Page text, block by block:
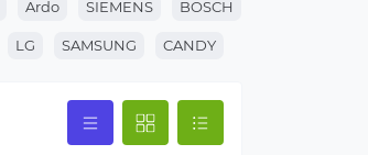
Ardo SIEMENS BOSCH
LG SAMSUNG CANDY